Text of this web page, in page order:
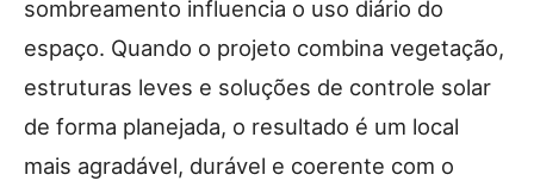
sombreamento influencia o uso diário do
espaço. Quando o projeto combina vegetação,
estruturas leves e soluções de controle solar
de forma planejada, o resultado é um local
mais agradável, durável e coerente com o